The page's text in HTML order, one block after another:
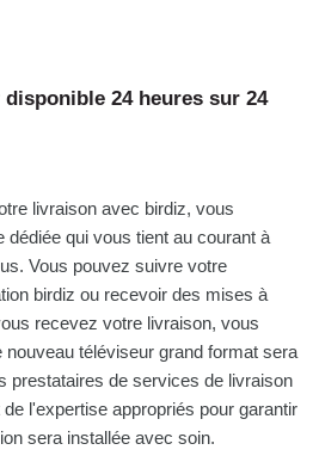
24 heures sur 24
livraison avec birdiz, vous
dédiée qui vous tient au courant à
Vous pouvez suivre votre
birdiz ou recevoir des mises à
recevez votre livraison, vous
téléviseur grand format sera
prestataires de services de livraison
l'expertise appropriés pour garantir
sera installée avec soin.